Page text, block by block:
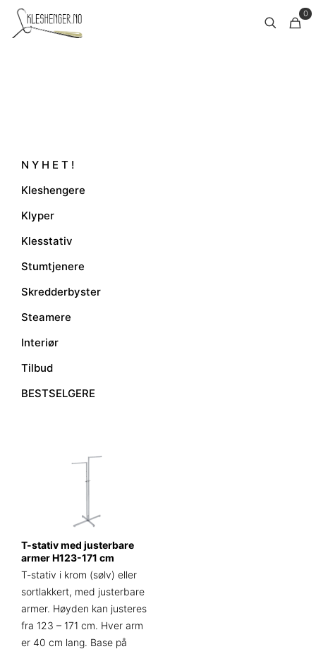
0
N Y H E T !
Kleshengere
Klyper
Klesstativ
Stumtjenere
Skredderbyster
Steamere
Interiør
Tilbud
BESTSELGERE
T-stativ med justerbare
armer H123-171 cm
T-stativ i krom (sølv) eller
sortlakkert, med justerbare
armer. Høyden kan justeres
fra 123 – 171 cm. Hver arm
er 40 cm lang. Base på